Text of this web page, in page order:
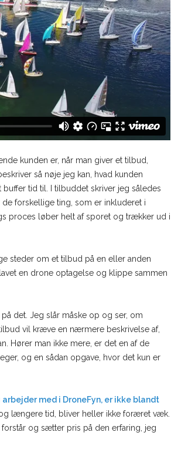
kunden er, når man giver et tilbud,
så nøje jeg kan, hvad kunden
tid til. I tilbuddet skriver jeg således
forskellige ting, som er inkluderet i
proces løber helt af sporet og trækker ud i
steder om et tilbud på en eller anden
en drone optagelse og klippe sammen
det. Jeg slår måske op og ser, om
vil kræve en nærmere beskrivelse af,
Hører man ikke mere, er det en af de
og en sådan opgave, hvor det kun er
arbejder med i DroneFyn, er ikke blandt
længere tid, bliver heller ikke foræret væk.
og sætter pris på den erfaring, jeg